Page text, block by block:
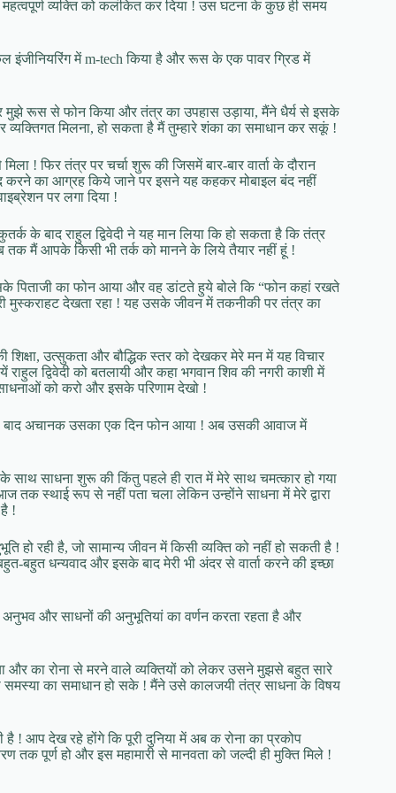
व्यक्ति को कलंकित कर दिया ! उस घटना के कुछ ही समय
इंजीनियरिंग में m-tech किया है और रूस के एक पावर ग्रिड में
रूस से फोन किया और तंत्र का उपहास उड़ाया, मैंने धैर्य से इसके
मिलना, हो सकता है मैं तुम्हारे शंका का समाधान कर सकूं !
फिर तंत्र पर चर्चा शुरू की जिसमें बार-बार वार्ता के दौरान
बंद करने का आग्रह किये जाने पर इसने यह कहकर मोबाइल बंद नहीं
पर लगा दिया !
के बाद राहुल द्विवेदी ने यह मान लिया कि हो सकता है कि तंत्र
मैं आपके किसी भी तर्क को मानने के लिये तैयार नहीं हूं !
पिताजी का फोन आया और वह डांटते हुये बोले कि “फोन कहां रखते
मुस्कराहट देखता रहा ! यह उसके जीवन में तकनीकी पर तंत्र का
शिक्षा, उत्सुकता और बौद्धिक स्तर को देखकर मेरे मन में यह विचार
द्विवेदी को बतलायी और कहा भगवान शिव की नगरी काशी में
को करो और इसके परिणाम देखो !
बाद अचानक उसका एक दिन फोन आया ! अब उसकी आवाज में
साधना शुरू की किंतु पहले ही रात में मेरे साथ चमत्कार हो गया
तक स्थाई रूप से नहीं पता चला लेकिन उन्होंने साधना में मेरे द्वारा
!
रही है, जो सामान्य जीवन में किसी व्यक्ति को नहीं हो सकती है !
बहुत धन्यवाद और इसके बाद मेरी भी अंदर से वार्ता करने की इच्छा
और साधनों की अनुभूतियां का वर्णन करता रहता है और
का रोना से मरने वाले व्यक्तियों को लेकर उसने मुझसे बहुत सारे
का समाधान हो सके ! मैंने उसे कालजयी तंत्र साधना के विषय
! आप देख रहे होंगे कि पूरी दुनिया में अब क रोना का प्रकोप
तक पूर्ण हो और इस महामारी से मानवता को जल्दी ही मुक्ति मिले !